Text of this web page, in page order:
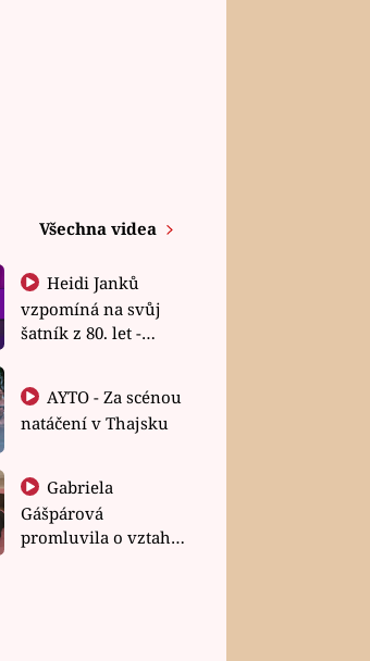
Všechna videa
Heidi Janků
vzpomíná na svůj
šatník z 80. let -
natáčení v Thajsku
Gabriela
Gášpárová
promluvila o vztahu